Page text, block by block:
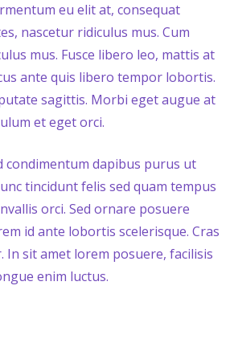
eu elit at, consequat
nascetur ridiculus mus. Cum
mus. Fusce libero leo, mattis at
ante quis libero tempor lobortis.
sagittis. Morbi eget augue at
et eget orci.
condimentum dapibus purus ut
tincidunt felis sed quam tempus
orci. Sed ornare posuere
id ante lobortis scelerisque. Cras
In sit amet lorem posuere, facilisis
enim luctus.